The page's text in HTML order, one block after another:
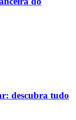
descubra tudo